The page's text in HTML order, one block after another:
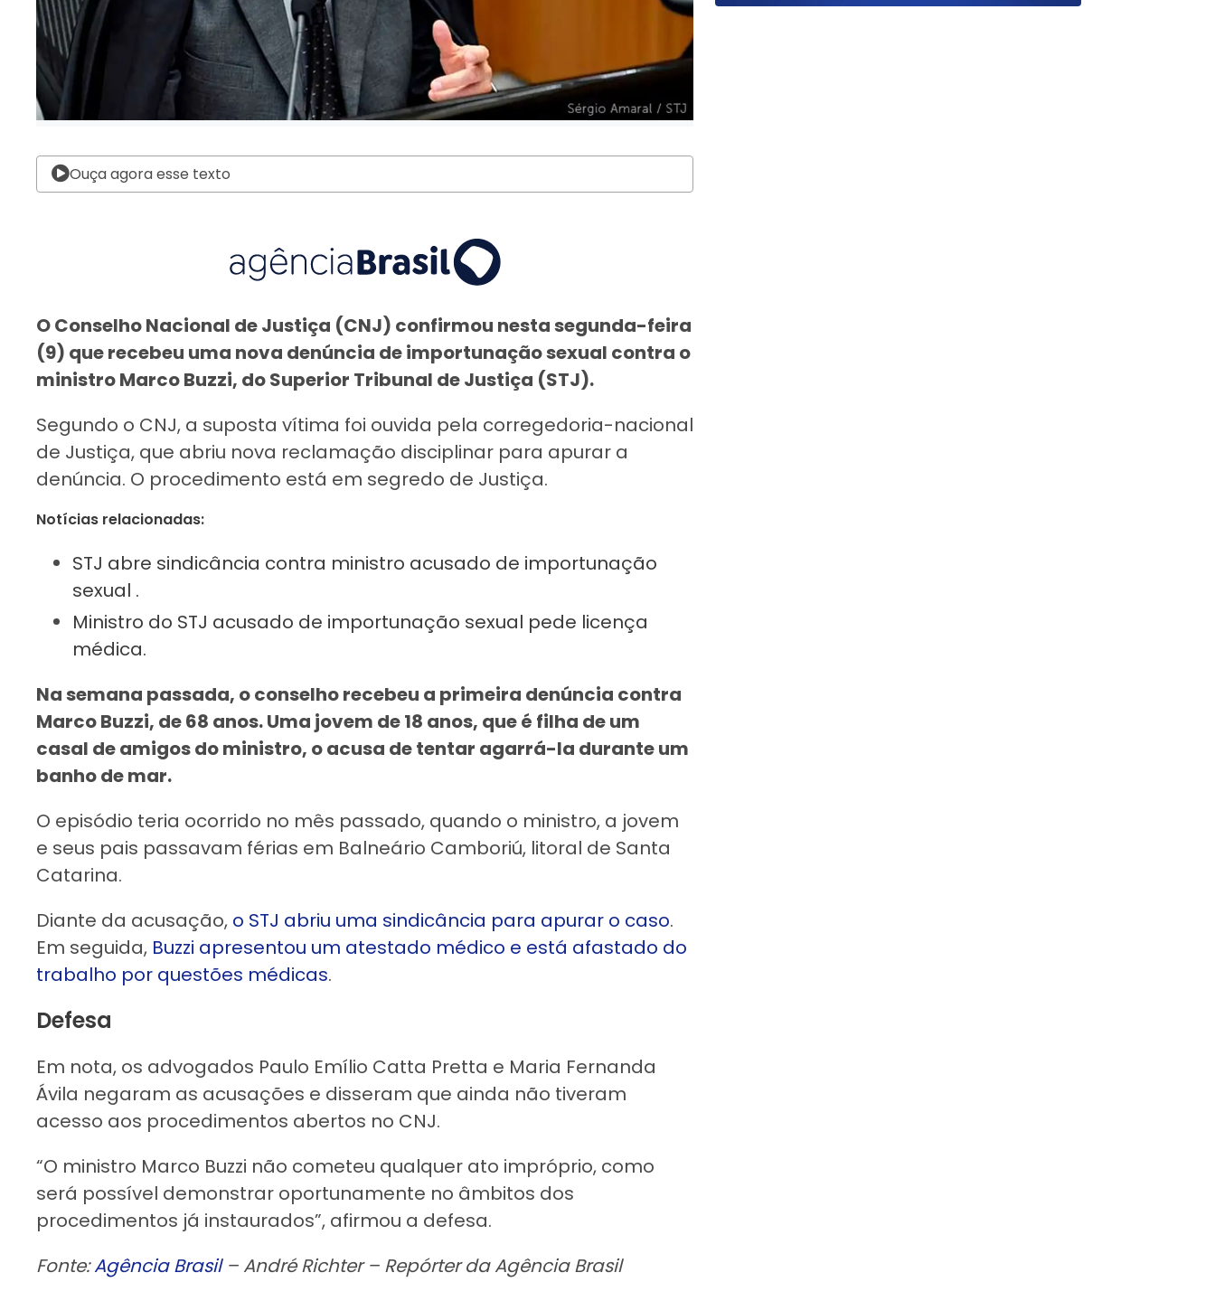
Ouça agora esse texto
O Conselho Nacional de Justiça (CNJ) confirmou nesta segunda-feira
(9) que recebeu uma nova denúncia de importunação sexual contra o
ministro Marco Buzzi, do Superior Tribunal de Justiça (STJ).
Segundo o CNJ, a suposta vítima foi ouvida pela corregedoria-nacional
de Justiça, que abriu nova reclamação disciplinar para apurar a
denúncia. O procedimento está em segredo de Justiça.
Notícias relacionadas:
STJ abre sindicância contra ministro acusado de importunação
sexual .
Ministro do STJ acusado de importunação sexual pede licença
médica.
Na semana passada, o conselho recebeu a primeira denúncia contra
Marco Buzzi, de 68 anos. Uma jovem de 18 anos, que é filha de um
casal de amigos do ministro, o acusa de tentar agarrá-la durante um
banho de mar.
O episódio teria ocorrido no mês passado, quando o ministro, a jovem
e seus pais passavam férias em Balneário Camboriú, litoral de Santa
Catarina.
Diante da acusação, o STJ abriu uma sindicância para apurar o caso.
Em seguida, Buzzi apresentou um atestado médico e está afastado do
trabalho por questões médicas.
Defesa
Em nota, os advogados Paulo Emílio Catta Pretta e Maria Fernanda
Ávila negaram as acusações e disseram que ainda não tiveram
acesso aos procedimentos abertos no CNJ.
“O ministro Marco Buzzi não cometeu qualquer ato impróprio, como
será possível demonstrar oportunamente no âmbitos dos
procedimentos já instaurados”, afirmou a defesa.
Fonte:Agência Brasil– André Richter – Repórter da Agência Brasil